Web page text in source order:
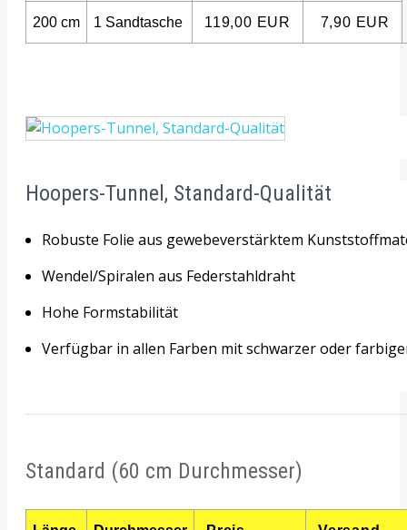
200 cm 1 Sandtasche 119,00 EUR 7,90 EUR
Hoopers-Tunnel, Standard-Qualität
Robuste Folie aus gewebeverstärktem
Wendel/Spiralen aus Federstahldraht
Hohe Formstabilität
Verfügbar in allen Farben mit schwarzer oder
Standard (60 cm Durchmesser)